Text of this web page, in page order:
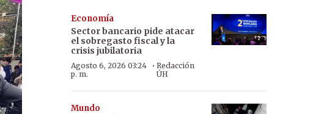
Economía
Sector bancario pide atacar
el sobregasto fiscal y la
crisis jubilatoria
Agosto 6, 2026 03:24
p. m.
· Redacción
ÚH
Mundo